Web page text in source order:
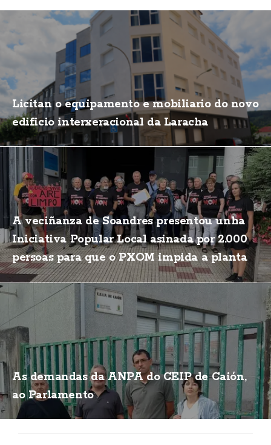
Licitan o equipamento e mobiliario do novo
edificio interxeracional da Laracha
A veciñanza de Soandres presentou unha
Iniciativa Popular Local asinada por 2.000
persoas para que o PXOM impida a planta
de biogás
As demandas da ANPA do CEIP de Caión,
ao Parlamento